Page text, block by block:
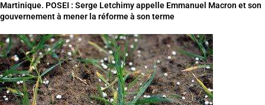
Martinique. POSEI : Serge Letchimy appelle Emmanuel Macron et son
gouvernement à mener la réforme à son terme